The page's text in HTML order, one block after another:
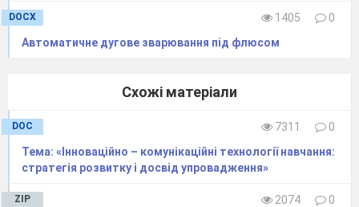
стискання)
призначений для безперервного
відсмоктування пари холодильного агента з
випарника, стискання її та нагнітання в
компресорів
- поршневі;
DOCX 1405
0
Автоматичне дугове зварювання під флюсом
Схожі матеріали
DOC 7311
0
Тема: «Інноваційно – комунікаційні технології навчання:
стратегія розвитку і досвід упровадження»
ZIP 2074
0